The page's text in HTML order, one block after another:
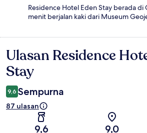
Residence Hotel Eden Stay berada
menit berjalan kaki dari Museum
Ulasan
Ulasan Residence
Stay
9,6 Sempurna
87 ulasan
9,6 9,0